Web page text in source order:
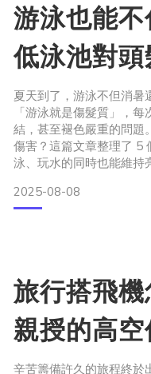
游泳也能
低泳池對頭
乾枯打結
夏天到了，游泳不但消暑
「游泳就是傷髮質」，
結，甚至褪色嚴重的問題
傷害？這篇文章整理了 5
泳、玩水的同時也能維持
髮，減少吸附氯氣二、選
綁髮減少摩擦，編髮或丸
2025-08-08
旅行搭飛
親授的高
辛苦籌備許久的旅程終於